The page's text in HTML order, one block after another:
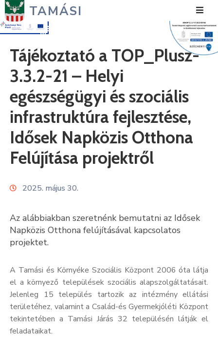
TAMÁSI
Városunk
Önkormányzat
Polgármesteri
Hivatal
Közérdekű
Turizmus
Fejlesztések
Kultúra
Tájékoztató a TOP_Plusz-
3.3.2-21 – Helyi
egészségügyi és szociális
infrastruktúra fejlesztése,
Idősek Napközis Otthona
Felújítása projektről
2025. május 30.
Az alábbiakban szeretnénk bemutatni az Idősek
Napközis Otthona felújításával kapcsolatos
projektet.
A Tamási és Környéke Szociális Központ 2006 óta látja
el a környező települések szociális alapszolgáltatásait.
Jelenleg 15 település tartozik az intézmény ellátási
területéhez, valamint a Család-és Gyermekjóléti Központ
tekintetében a Tamási Járás 32 településén látják el
feladataikat.